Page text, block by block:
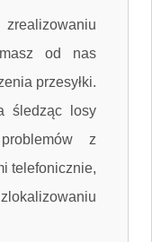
zrealizowaniu
od nas
przesyłki.
śledząc losy
z
telefonicznie,